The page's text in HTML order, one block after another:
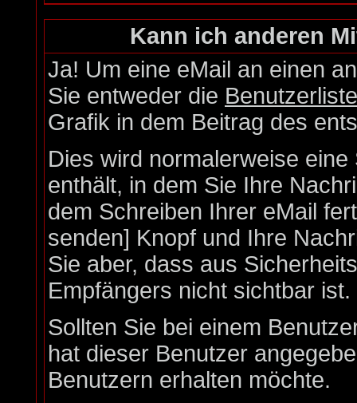
Kann ich anderen
Ja! Um eine eMail an einen
Sie entweder die Benutzerliste
Grafik in dem Beitrag des
Dies wird normalerweise
enthält, in dem Sie Ihre
dem Schreiben Ihrer eMail
senden] Knopf und Ihre
Sie aber, dass aus
Empfängers nicht sichtbar ist.
Sollten Sie bei einem
hat dieser Benutzer
Benutzern erhalten möchte.